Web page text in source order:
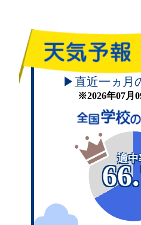
▶直近一ヵ月
※2026年07月
適中